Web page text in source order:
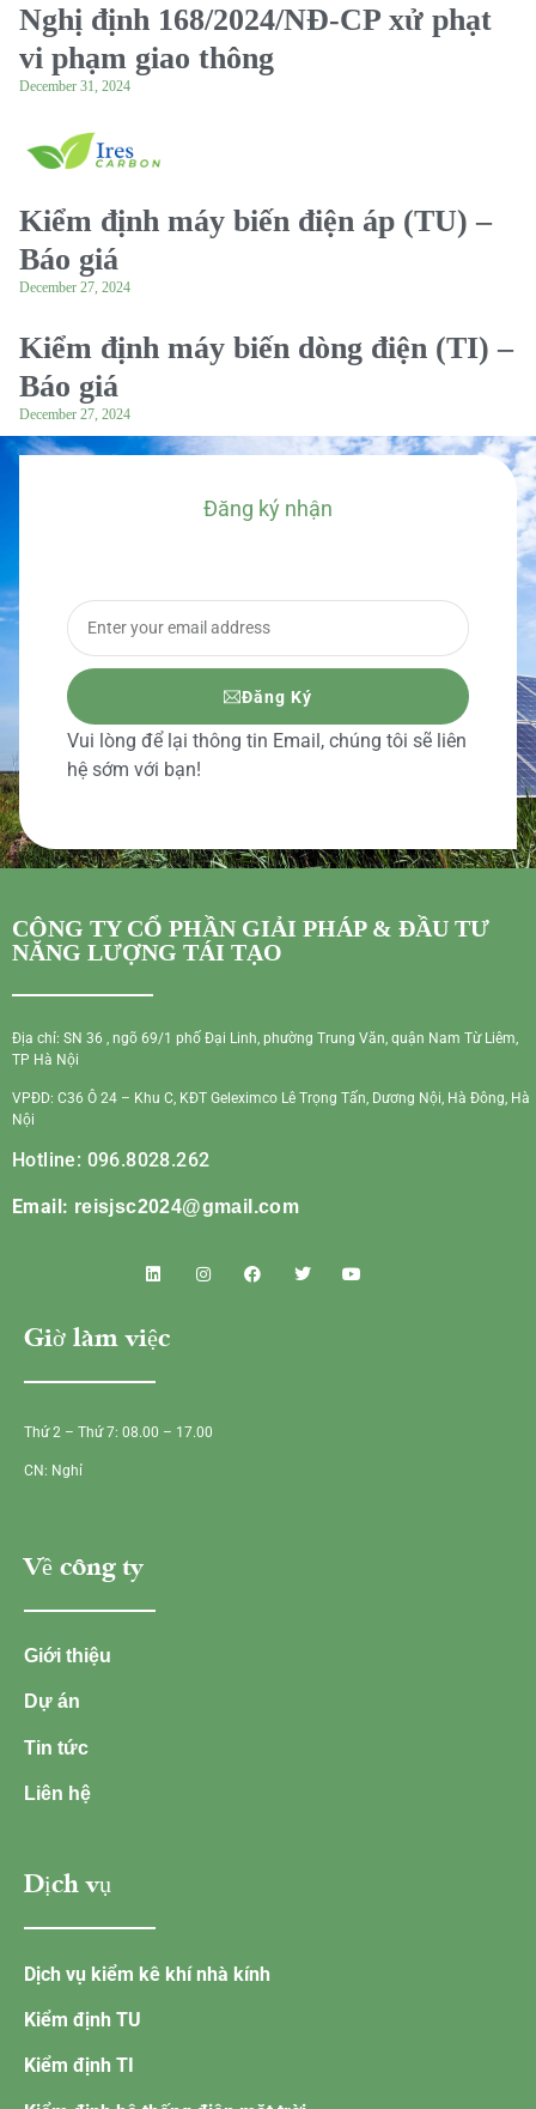
Nghị định 168/2024/NĐ-CP xử phạt
vi phạm giao thông
December 31, 2024
Kiểm định máy biến điện áp (TU) –
Báo giá
December 27, 2024
Kiểm định máy biến dòng điện (TI) –
Báo giá
December 27, 2024
Đăng ký nhận
Đăng Ký
Vui lòng để lại thông tin Email, chúng tôi sẽ liên
hệ sớm với bạn!
CÔNG TY CỔ PHẦN GIẢI PHÁP & ĐẦU TƯ
NĂNG LƯỢNG TÁI TẠO
Địa chỉ: SN 36 , ngõ 69/1 phố Đại Linh, phường Trung Văn, quận Nam Từ Liêm,
TP Hà Nội
VPĐD: C36 Ô 24 – Khu C, KĐT Geleximco Lê Trọng Tấn, Dương Nội, Hà Đông, Hà
Nội
Hotline: 096.8028.262
Email: reisjsc2024@gmail.com
Giờ làm việc
Thứ 2 – Thứ 7: 08.00 – 17.00
CN: Nghỉ
Về công ty
Giới thiệu
Dự án
Tin tức
Liên hệ
Dịch vụ
Dịch vụ kiểm kê khí nhà kính
Kiểm định TU
Kiểm định TI